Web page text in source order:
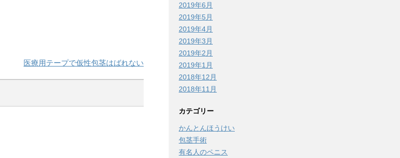
医療用テープで仮性包茎はばれない
2019年6月
2019年5月
2019年4月
2019年3月
2019年2月
2019年1月
2018年12月
2018年11月
カテゴリー
かんとんほうけい
包茎手術
有名人のペニス